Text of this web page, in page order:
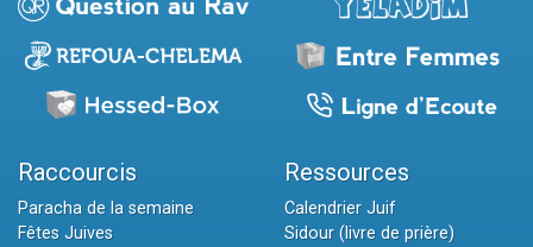
Raccourcis
Paracha de la semaine
Fêtes Juives
Ressources
Calendrier Juif
Sidour (livre de prière)